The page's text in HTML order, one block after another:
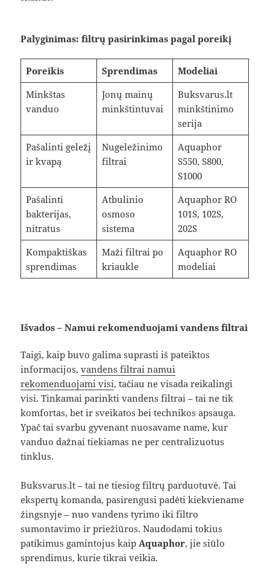
Palyginimas: filtrų pasirinkimas pagal poreikį
Poreikis Sprendimas
Modeliai
Minkštas
vanduo
Jonų mainų
minkštintuvai
Buksvarus.lt
minkštinimo
serija
Pašalinti geležį
ir kvapą
Nugeležinimo
filtrai
Aquaphor
S550, S800,
S1000
Pašalinti
bakterijas,
nitratus
Atbulinio
osmoso
sistema
Aquaphor RO
101S, 102S,
202S
Kompaktiškas
sprendimas
Maži filtrai po
kriaukle
Aquaphor RO
modeliai
Išvados – Namui rekomenduojami vandens filtrai
Taigi, kaip buvo galima suprasti iš pateiktos
informacijos,vandens filtrai namui
rekomenduojami visi, tačiau ne visada reikalingi
visi. Tinkamai parinkti vandens filtrai – tai ne tik
komfortas, bet ir sveikatos bei technikos apsauga.
Ypač tai svarbu gyvenant nuosavame name, kur
vanduo dažnai tiekiamas ne per centralizuotus
tinklus.
Buksvarus.lt – tai ne tiesiog filtrų parduotuvė. Tai
ekspertų komanda, pasirengusi padėti kiekviename
žingsnyje – nuo vandens tyrimo iki filtro
sumontavimo ir priežiūros. Naudodami tokius
patikimus gamintojus kaipAquaphor, jie siūlo
sprendimus, kurie tikrai veikia.